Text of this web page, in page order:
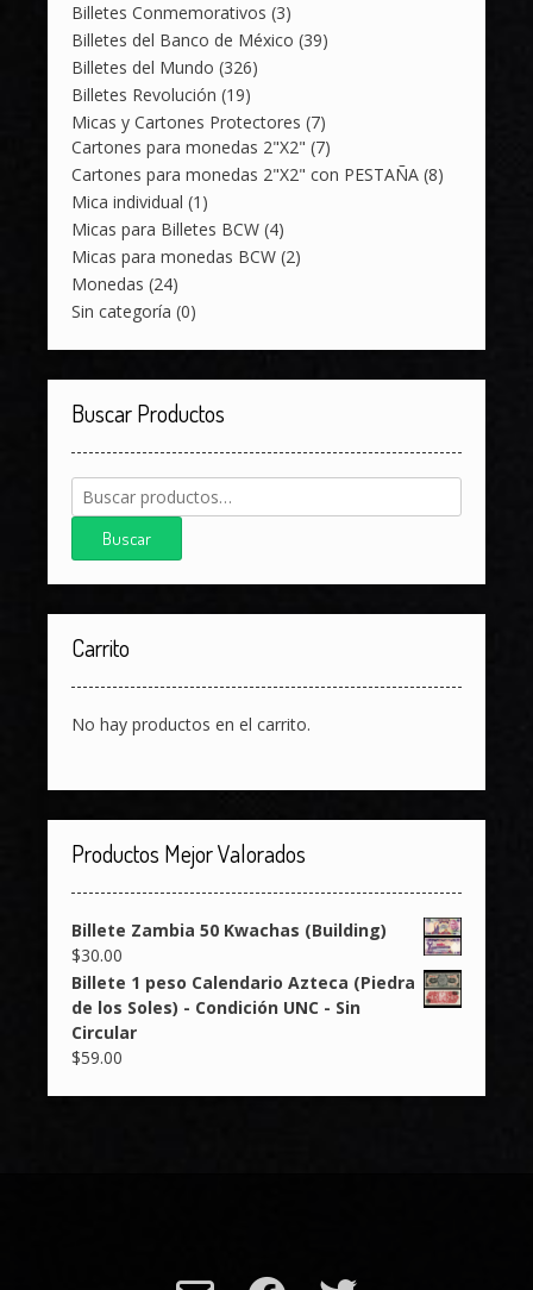
Billetes Conmemorativos (3)
Billetes del Banco de México (39)
Billetes del Mundo (326)
Billetes Revolución (19)
Micas y Cartones Protectores (7)
Cartones para monedas 2"X2" (7)
Cartones para monedas 2"X2" con PESTAÑA (8)
Mica individual (1)
Micas para Billetes BCW (4)
Micas para monedas BCW (2)
Monedas (24)
Sin categoría (0)
Buscar Productos
Buscar
por:
Buscar
Carrito
No hay productos en el carrito.
Productos Mejor Valorados
Billete Zambia 50 Kwachas (Building)
$30.00
Billete 1 peso Calendario Azteca (Piedra
de los Soles) - Condición UNC - Sin
Circular
$59.00